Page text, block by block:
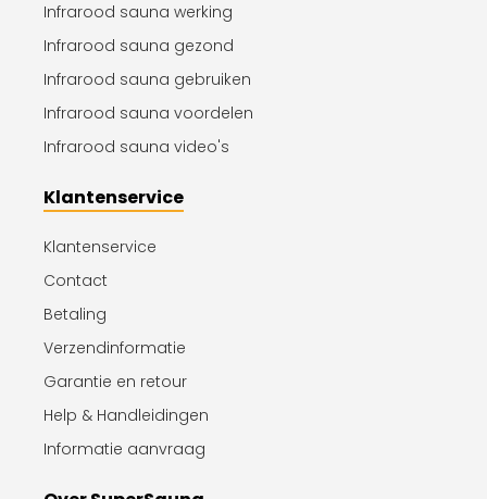
Infrarood sauna werking
Infrarood sauna gezond
Infrarood sauna gebruiken
Infrarood sauna voordelen
Infrarood sauna video's
Klantenservice
Klantenservice
Contact
Betaling
Verzendinformatie
Garantie en retour
Help & Handleidingen
Informatie aanvraag